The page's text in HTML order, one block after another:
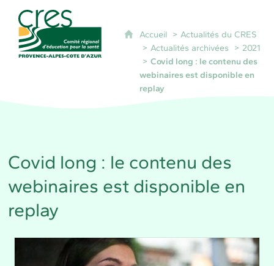
CRES Paca - Comité Régional d'Éducation
Accueil
Actualités du CRES
Actualités archivées
2021
Covid long : le contenu des
webinaires est disponible en
replay
Covid long : le contenu des
webinaires est disponible en
replay